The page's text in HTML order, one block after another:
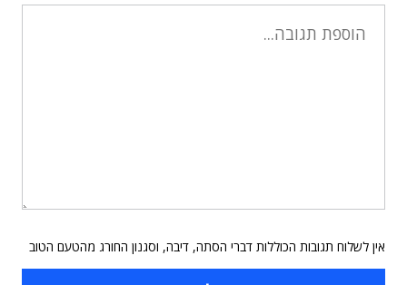
אין לשלוח תגובות הכוללות דברי הסתה, דיבה, וסגנון החורג מהטעם הטוב